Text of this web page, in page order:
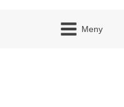
Meny